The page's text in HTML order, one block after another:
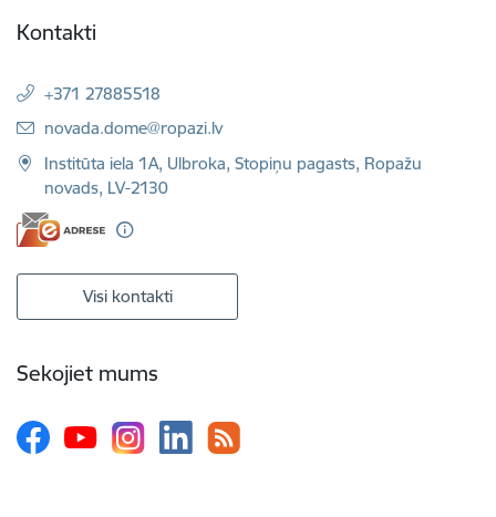
Kontakti
+371 27885518
E-pasts:
novada.dome@ropazi.lv
Institūta iela 1A, Ulbroka, Stopiņu pagasts, Ropažu
novads, LV-2130
Visi kontakti
Sekojiet mums